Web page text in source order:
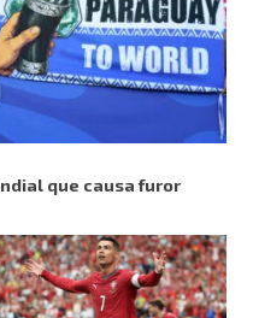
que causa furor